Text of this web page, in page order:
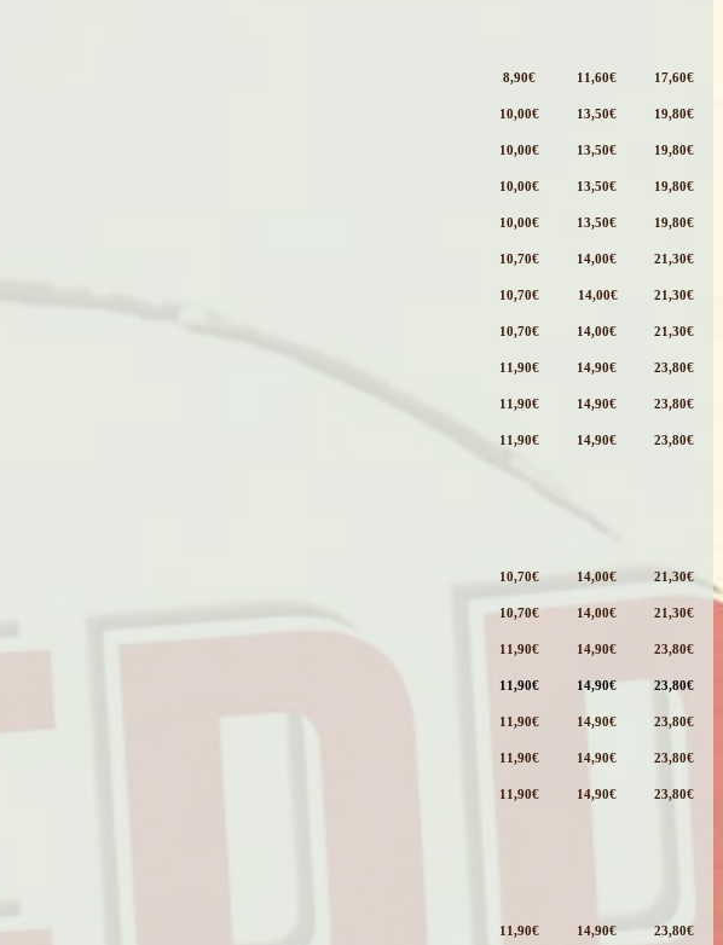
8,90€ 11,60€ 17,60€
10,00€ 13,50€ 19,80€
10,00€ 13,50€ 19,80€
10,00€ 13,50€ 19,80€
10,00€ 13,50€ 19,80€
10,70€ 14,00€ 21,30€
10,70€ 14,00€ 21,30€
10,70€ 14,00€ 21,30€
11,90€ 14,90€ 23,80€
11,90€ 14,90€ 23,80€
11,90€ 14,90€ 23,80€
10,70€ 14,00€ 21,30€
10,70€ 14,00€ 21,30€
11,90€ 14,90€ 23,80€
11,90€ 14,90€ 23,80€
11,90€ 14,90€ 23,80€
11,90€ 14,90€ 23,80€
11,90€ 14,90€ 23,80€
11,90€ 14,90€ 23,80€